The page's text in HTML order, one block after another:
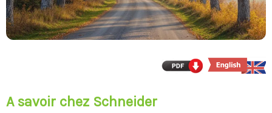
A savoir chez Schneider